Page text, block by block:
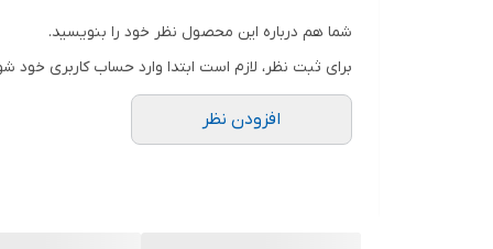
شما هم درباره این محصول نظر خود را بنویسید.
برای ثبت نظر، لازم است ابتدا وارد حساب کاربری خود
افزودن نظر